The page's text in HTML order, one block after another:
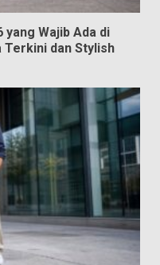
yang Wajib Ada di
Terkini dan Stylish